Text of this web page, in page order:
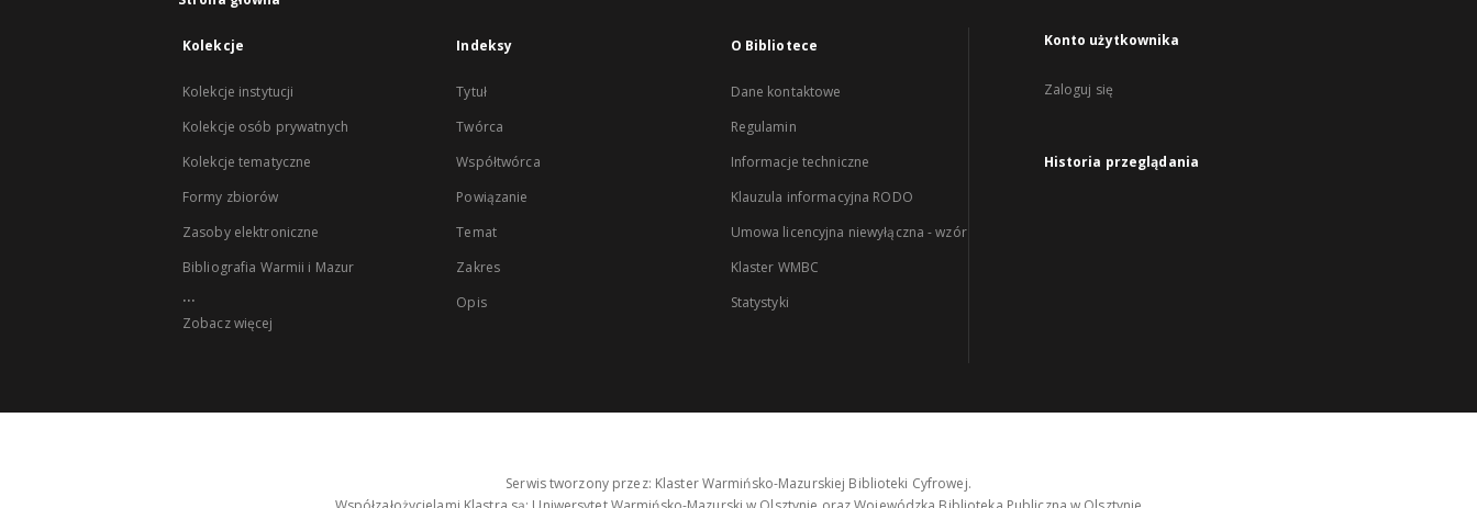
Kolekcje
Kolekcje instytucji
Kolekcje osób prywatnych
Kolekcje tematyczne
Formy zbiorów
Zasoby elektroniczne
Bibliografia Warmii i Mazur
...
Zobacz więcej
Indeksy
Tytuł
Twórca
Współtwórca
Powiązanie
Temat
Zakres
Opis
O Bibliotece
Dane kontaktowe
Regulamin
Informacje techniczne
Klauzula informacyjna RODO
Umowa licencyjna niewyłączna - wzór
Klaster WMBC
Statystyki
Konto użytkownika
Zaloguj się
Historia przeglądania
Serwis tworzony przez: Klaster Warmińsko-Mazurskiej Biblioteki Cyfrowej.